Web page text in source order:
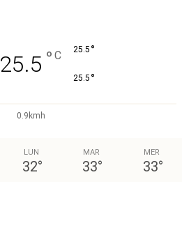
25.5 ° C 25.5 °
25.5 °
0.9kmh
LUN
32°
MAR
33°
MER
33°